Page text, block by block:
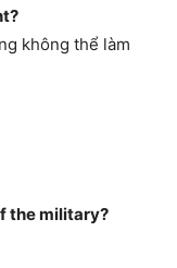
không thể làm
the military?